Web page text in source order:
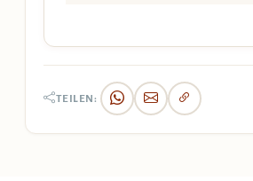
TEILEN: